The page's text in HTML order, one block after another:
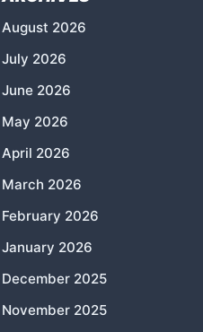
August 2026
July 2026
June 2026
May 2026
April 2026
March 2026
February 2026
January 2026
December 2025
November 2025